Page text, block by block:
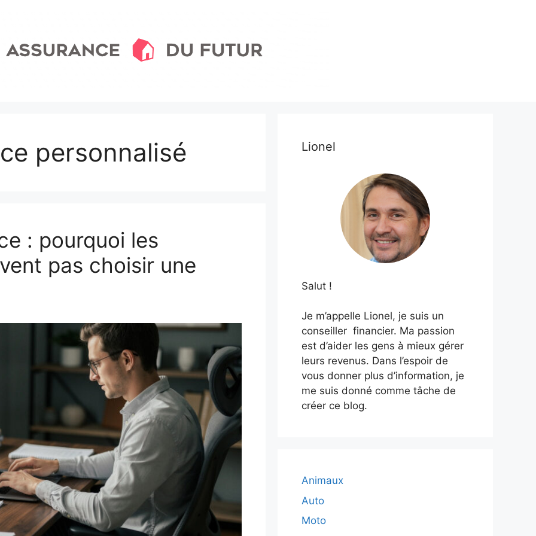
personnalisé
: pourquoi les
pas choisir une
Lionel
Salut !
Je m’appelle Lionel, je suis un
conseiller financier. Ma passion
est d’aider les gens à mieux gérer
leurs revenus. Dans l’espoir de
vous donner plus d’information, je
me suis donné comme tâche de
créer ce blog.
Animaux
Auto
Moto